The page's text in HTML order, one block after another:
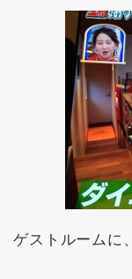
ゲストルームに、